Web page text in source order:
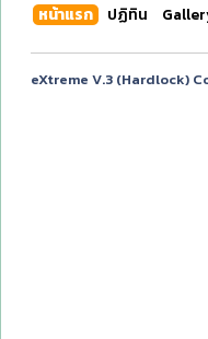
หน้าแรก ปฏิทิน
eXtreme V.3 (Hardlock)